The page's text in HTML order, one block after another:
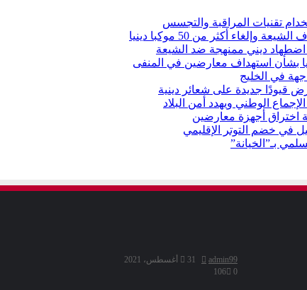
تقنيات المراقبة والتجسس
أكثر من 50 موكبا دينيا
ديني ممنهجة ضد الشيعة
بشأن استهداف معارضين في المنفى
في الخليج
قيودًا جديدة على شعائر دينية
الوطني ويهدد أمن البلاد
اختراق أجهزة معارضين
في خضم التوتر الإقليمي
بـ”الخيانة”
admin99
31 أغسطس، 2021
0
106